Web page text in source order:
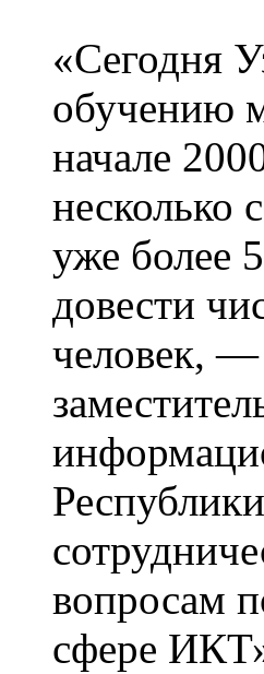
«Сегодня
обучению
начале
несколько
уже более
довести
человек,
вопросам
сфере